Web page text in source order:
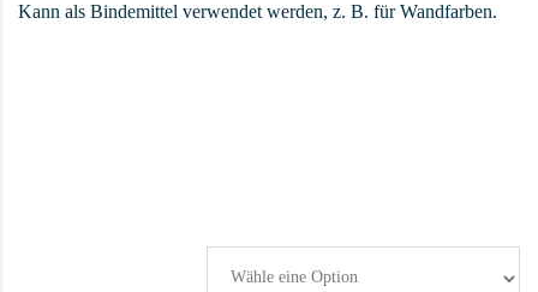
Kann als Bindemittel verwendet werden, z. B. für Wandfarben.